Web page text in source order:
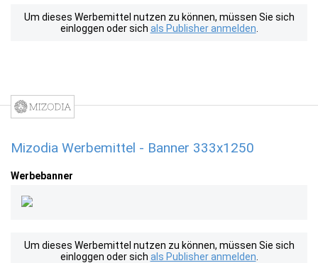
Um dieses Werbemittel nutzen zu können, müssen Sie sich
einloggen oder sich als Publisher anmelden
Mizodia Werbemittel - Banner 333x1250
Werbebanner
Um dieses Werbemittel nutzen zu können, müssen Sie sich
einloggen oder sich als Publisher anmelden